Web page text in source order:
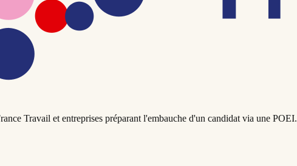
Travail et entreprises préparant l'embauche d'un candidat via une POEI.